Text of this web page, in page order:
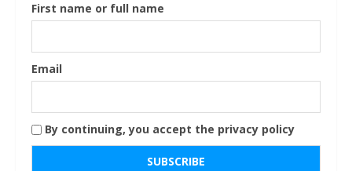
First name or full name
Email
By continuing, you accept the privacy policy